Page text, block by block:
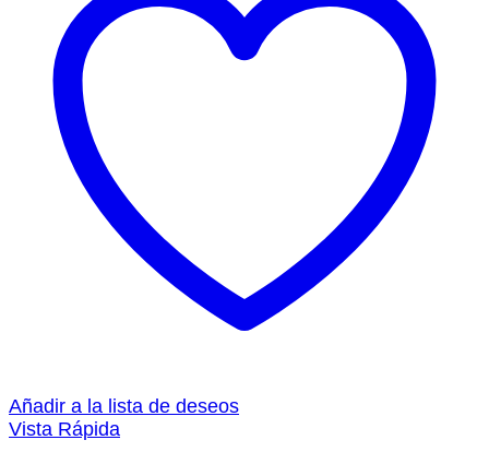
Añadir a la lista de deseos
Vista Rápida